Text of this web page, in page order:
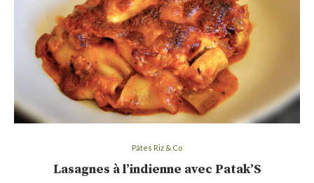
Pâtes Riz & Co
Lasagnes à l’indienne avec Patak’S